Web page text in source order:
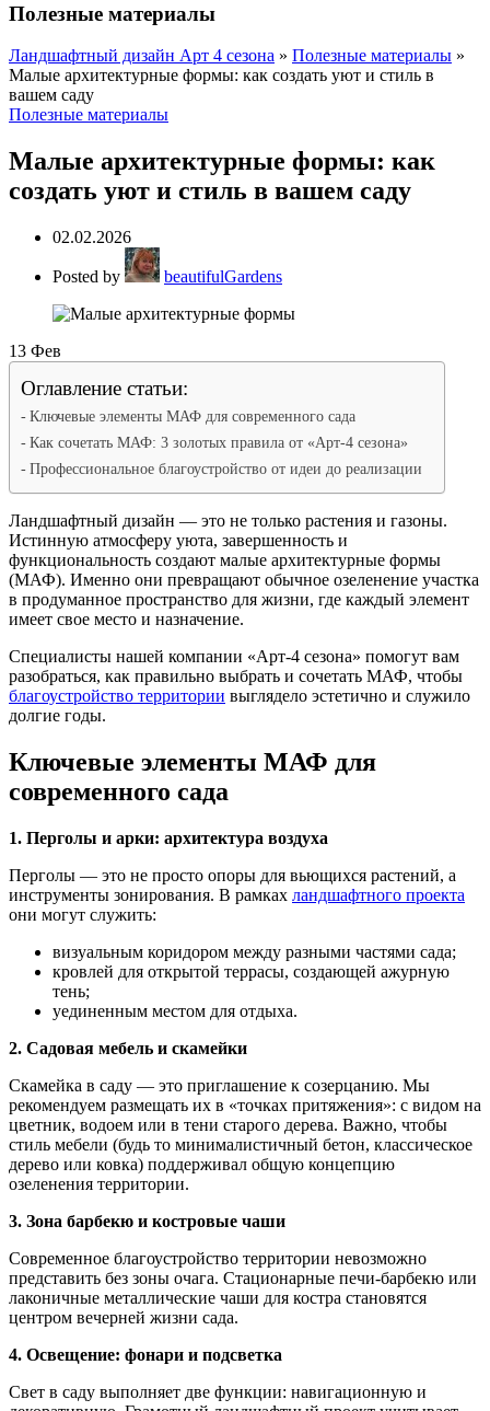
Полезные материалы
Ландшафтный дизайн Арт 4 сезона » Полезные материалы »
Малые архитектурные формы: как создать уют и стиль в
вашем саду
Полезные материалы
Малые архитектурные формы: как
создать уют и стиль в вашем саду
02.02.2026
Posted by beautifulGardens
13 Фев
Оглавление статьи:
Ключевые элементы МАФ для современного сада
Как сочетать МАФ: 3 золотых правила от «Арт-4 сезона»
Профессиональное благоустройство от идеи до реализации
Ландшафтный дизайн — это не только растения и газоны.
Истинную атмосферу уюта, завершенность и
функциональность создают малые архитектурные формы
(МАФ). Именно они превращают обычное озеленение участка
в продуманное пространство для жизни, где каждый элемент
имеет свое место и назначение.
Специалисты нашей компании «Арт-4 сезона» помогут вам
разобраться, как правильно выбрать и сочетать МАФ, чтобы
благоустройство территории выглядело эстетично и служило
долгие годы.
Ключевые элементы МАФ для
современного сада
1. Перголы и арки: архитектура воздуха
Перголы — это не просто опоры для вьющихся растений, а
инструменты зонирования. В рамках ландшафтного проекта
они могут служить:
визуальным коридором между разными частями сада;
кровлей для открытой террасы, создающей ажурную
тень;
уединенным местом для отдыха.
2. Садовая мебель и скамейки
Скамейка в саду — это приглашение к созерцанию. Мы
рекомендуем размещать их в «точках притяжения»: с видом на
цветник, водоем или в тени старого дерева. Важно, чтобы
стиль мебели (будь то минималистичный бетон, классическое
дерево или ковка) поддерживал общую концепцию
озеленения территории.
3. Зона барбекю и костровые чаши
Современное благоустройство территории невозможно
представить без зоны очага. Стационарные печи-барбекю или
лаконичные металлические чаши для костра становятся
центром вечерней жизни сада.
4. Освещение: фонари и подсветка
Свет в саду выполняет две функции: навигационную и